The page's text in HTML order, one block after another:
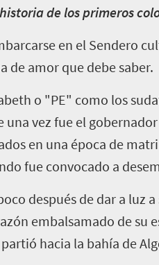
de los primeros
en el Sendero
de amor que debe saber.
o "PE" como los
una vez fue el
en una época de
fue convocado a
después de dar a luz
embalsamado de su
hacia la bahía de